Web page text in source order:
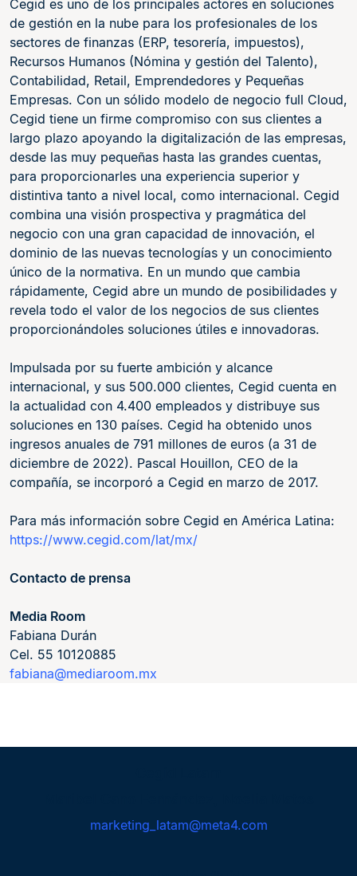
Cegid es uno de los principales actores en soluciones
de gestión en la nube para los profesionales de los
sectores de finanzas (ERP, tesorería, impuestos),
Recursos Humanos (Nómina y gestión del Talento),
Contabilidad, Retail, Emprendedores y Pequeñas
Empresas. Con un sólido modelo de negocio full Cloud,
Cegid tiene un firme compromiso con sus clientes a
largo plazo apoyando la digitalización de las empresas,
desde las muy pequeñas hasta las grandes cuentas,
para proporcionarles una experiencia superior y
distintiva tanto a nivel local, como internacional. Cegid
combina una visión prospectiva y pragmática del
negocio con una gran capacidad de innovación, el
dominio de las nuevas tecnologías y un conocimiento
único de la normativa. En un mundo que cambia
rápidamente, Cegid abre un mundo de posibilidades y
revela todo el valor de los negocios de sus clientes
proporcionándoles soluciones útiles e innovadoras.
Impulsada por su fuerte ambición y alcance
internacional, y sus 500.000 clientes, Cegid cuenta en
la actualidad con 4.400 empleados y distribuye sus
soluciones en 130 países. Cegid ha obtenido unos
ingresos anuales de 791 millones de euros (a 31 de
diciembre de 2022). Pascal Houillon, CEO de la
compañía, se incorporó a Cegid en marzo de 2017.
Para más información sobre Cegid en América Latina:
https://www.cegid.com/lat/mx/
Contacto de prensa
Media Room
Fabiana Durán
Cel. 55 10120885
fabiana@mediaroom.mx
marketing_latam@meta4.com